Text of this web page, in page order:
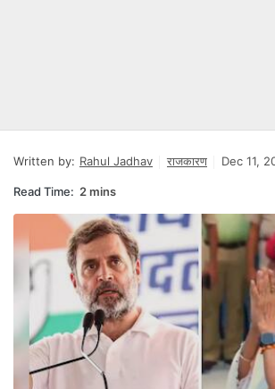
Written by: Rahul Jadhav राजकारण Dec 11,
Read Time: 2 mins